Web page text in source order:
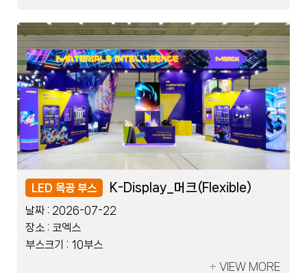
LED 블럭 부스 레이저코리아_한국제지
날짜 : 2026-07-08
장소 : 킨텍스
부스크기 : 2부스
VIEW MORE
LED 목공 부스 K-Display_머크(Flexible)
날짜 : 2026-07-22
장소 : 코엑스
부스크기 : 10부스
VIEW MORE
LED 블럭 부스 레이저코리아_한국제지
날짜 : 2026-07-08
장소 : 킨텍스
부스크기 : 2부스
VIEW MORE
LED 목공 부스 K-Display_머크(Flexible)
날짜 : 2026-07-22
장소 : 코엑스
부스크기 : 10부스
VIEW MORE